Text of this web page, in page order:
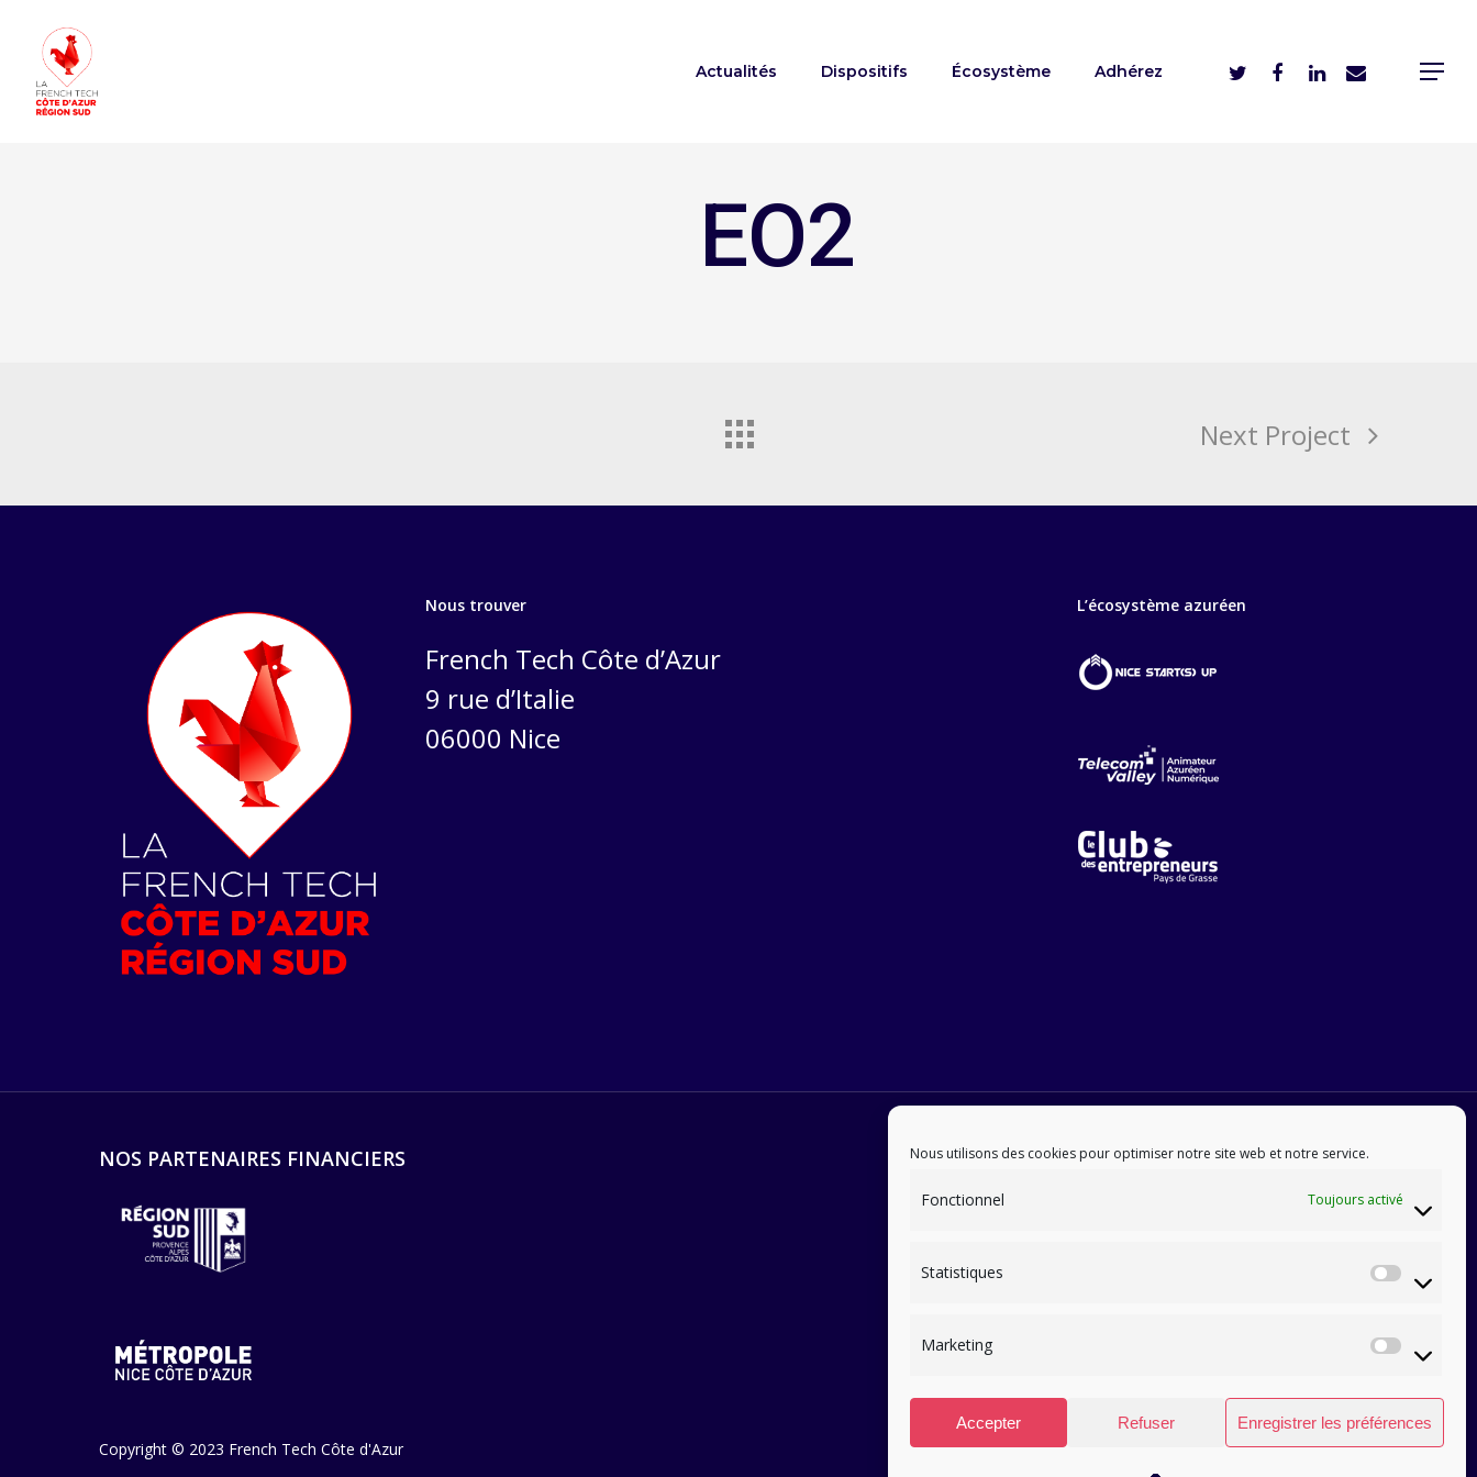
Nous utilisons des cookies pour optimiser notre site web et notre service.
Fonctionnel Toujours activé
Statistiques
Marketing
Accepter Refuser Enregistrer les préférences
Actualités Dispositifs Écosystème Adhérez
EO2
Next Project
Nous trouver
French Tech Côte d’Azur
9 rue d’Italie
06000 Nice
L’écosystème azuréen
NOS PARTENAIRES FINANCIERS
Copyright © 2023 French Tech Côte d'Azur